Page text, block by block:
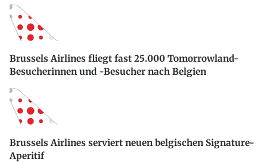
Brussels Airlines fliegt fast 25.000 Tomorrowland-
Besucherinnen und -Besucher nach Belgien
Brussels Airlines serviert neuen belgischen Signature-
Aperitif